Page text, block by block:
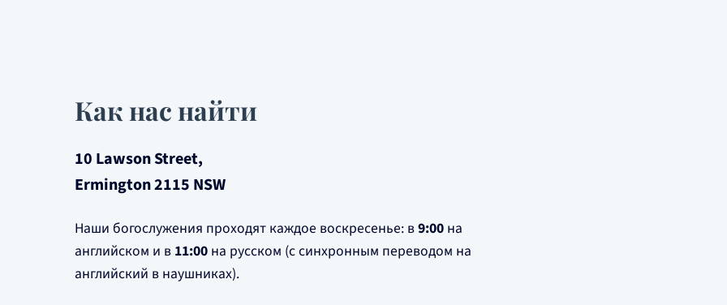
Как нас найти
10 Lawson Street,
Ermington 2115 NSW
Наши богослужения проходят каждое воскресенье: в9:00 на
английском и в 11:00 на русском (с синхронным переводом на
английский в наушниках).